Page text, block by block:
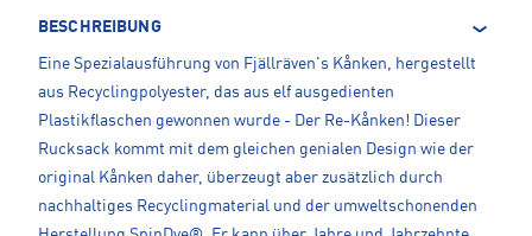
BESCHREIBUNG
Eine Spezialausführung von Fjällräven's Kånken, hergestellt
aus Recyclingpolyester, das aus elf ausgedienten
Plastikflaschen gewonnen wurde - Der Re-Kånken! Dieser
Rucksack kommt mit dem gleichen genialen Design wie der
original Kånken daher, überzeugt aber zusätzlich durch
nachhaltiges Recyclingmaterial und der umweltschonenden